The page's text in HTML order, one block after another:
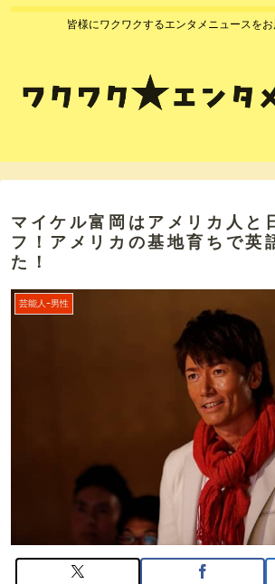
皆様にワクワクするエンタメニュースをお
マイケル富岡はアメリカ人と
フ！アメリカの基地育ちで英
た！
芸能人ｰ男性